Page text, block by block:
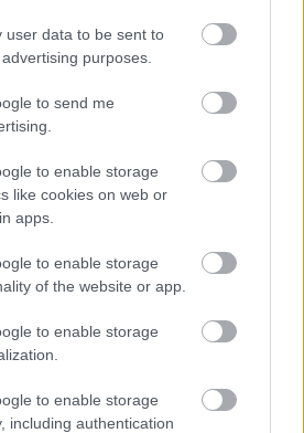
user data to be sent to
purposes.
to send me
to enable storage
like cookies on web or
apps.
to enable storage
of the website or app.
to enable storage
to enable storage
including authentication
működését!
hírek